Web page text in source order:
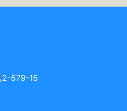
2-579-15